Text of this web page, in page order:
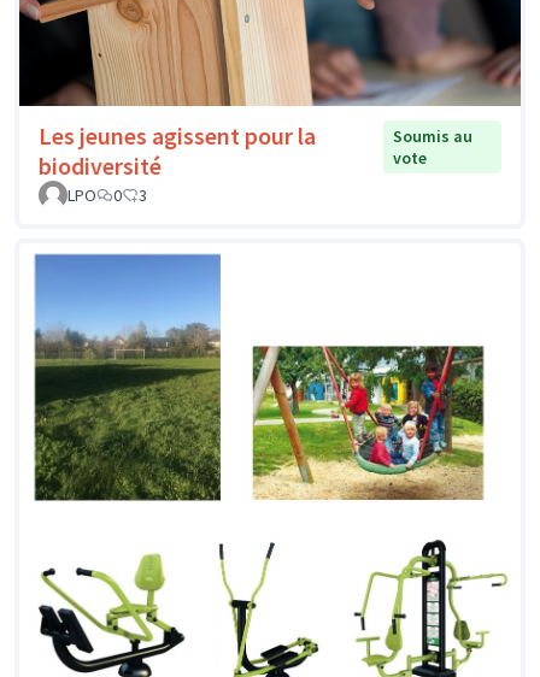
Les jeunes agissent pour la
biodiversité
Soumis au
vote
LPO
0 3